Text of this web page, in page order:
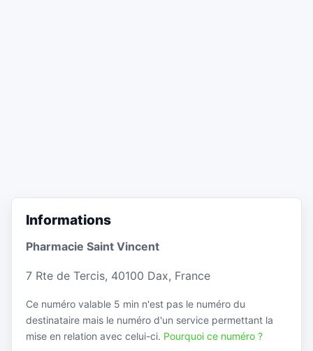
Informations
Pharmacie Saint Vincent
7 Rte de Tercis, 40100 Dax, France
Ce numéro valable 5 min n'est pas le numéro du
destinataire mais le numéro d'un service permettant la
mise en relation avec celui-ci. Pourquoi ce numéro ?